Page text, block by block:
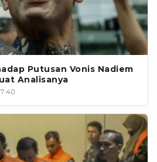
Putusan Vonis Nadiem
Analisanya